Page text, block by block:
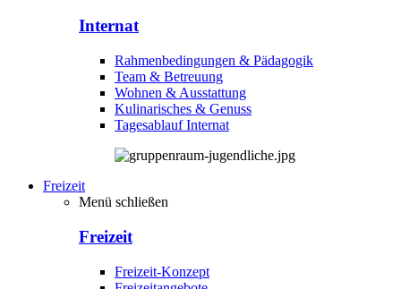
Internat
Rahmenbedingungen & Pädagogik
Team & Betreuung
Wohnen & Ausstattung
Kulinarisches & Genuss
Tagesablauf Internat
Freizeit
Menü schließen
Freizeit
Freizeit-Konzept